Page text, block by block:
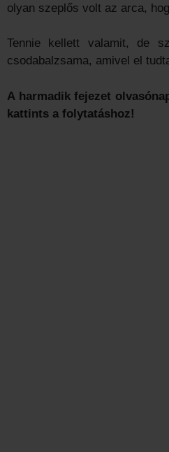
olyan szeplős volt az arca,
Tennie kellett valamit, de
csodabalzsama, amivel el
A harmadik fejezet
kattints a folytatáshoz!